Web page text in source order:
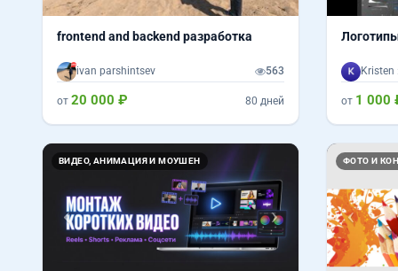
frontend and backend разработка
ivan parshintsev 563
от 20 000 ₽ 80 дней
Kristen
от 1 000
ВИДЕО, АНИМАЦИЯ И МОУШЕН
Назад Вперед ФОТО И
Назад